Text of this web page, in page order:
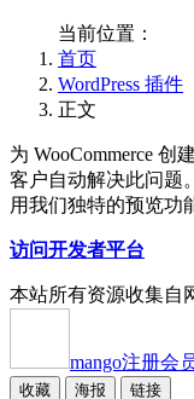
当前位置：
首页
WordPress 插件
正文
为 WooCommerce
客户自动解决此问题
用我们独特的预览功
访问开发者平台
本站所有资源收集自
mango注册会
收藏 海报 链接